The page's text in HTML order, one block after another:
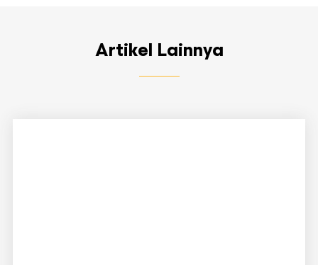
Artikel Lainnya